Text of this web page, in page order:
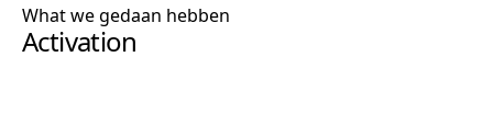
What we gedaan hebben
Activation